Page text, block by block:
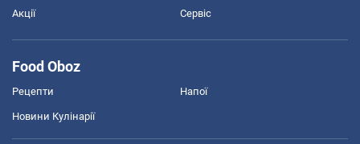
Акції Сервіс
Food Oboz
Рецепти Напої
Новини Кулінарії